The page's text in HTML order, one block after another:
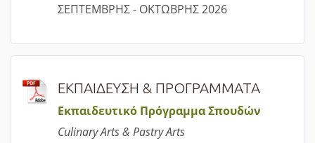
ΣΕΠΤΕΜΒΡΗΣ - ΟΚΤΩΒΡΗΣ 2026
ΕΚΠΑΙΔΕΥΣΗ & ΠΡΟΓΡΑΜΜΑΤΑ
Εκπαιδευτικό Πρόγραμμα Σπουδών
Culinary Arts & Pastry Arts